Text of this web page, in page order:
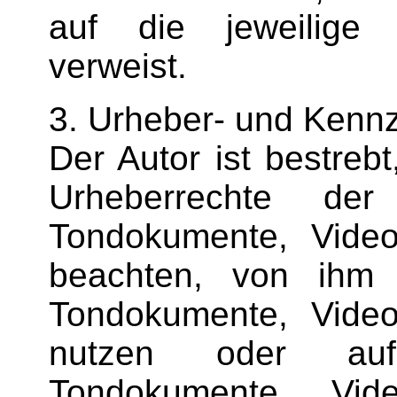
auf die jeweilige
verweist.
3. Urheber- und
Der Autor ist
Urheberrechte
Tondokumente,
beachten, von ihm
Tondokumente,
nutzen oder